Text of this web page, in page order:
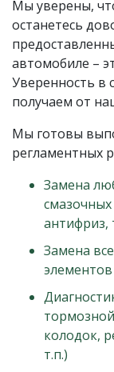
Мы уверены,
останетесь
автомобиле –
Уверенность в
получаем от
Мы готовы
регламентных
Замена
антифриз,
Замена
колодок,
т.п.)